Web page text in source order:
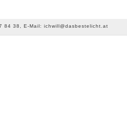
84 38, E-Mail: ichwill@dasbestelicht.at